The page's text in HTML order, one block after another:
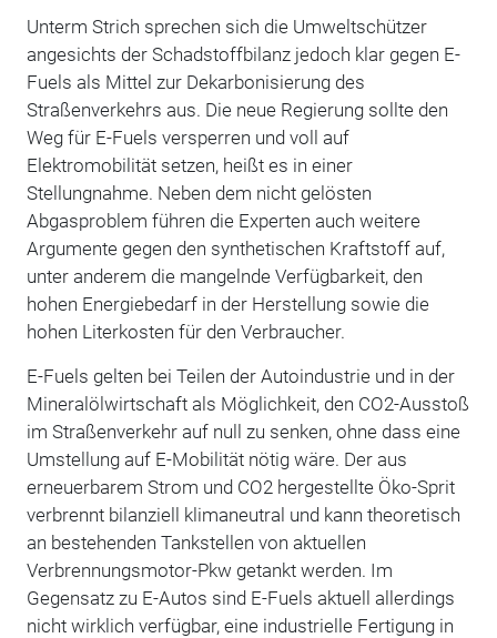
Unterm Strich sprechen sich die Umweltschützer
angesichts der Schadstoffbilanz jedoch klar gegen E-
Fuels als Mittel zur Dekarbonisierung des
Straßenverkehrs aus. Die neue Regierung sollte den
Weg für E-Fuels versperren und voll auf
Elektromobilität setzen, heißt es in einer
Stellungnahme. Neben dem nicht gelösten
Abgasproblem führen die Experten auch weitere
Argumente gegen den synthetischen Kraftstoff auf,
unter anderem die mangelnde Verfügbarkeit, den
hohen Energiebedarf in der Herstellung sowie die
hohen Literkosten für den Verbraucher.
E-Fuels gelten bei Teilen der Autoindustrie und in der
Mineralölwirtschaft als Möglichkeit, den CO2-Ausstoß
im Straßenverkehr auf null zu senken, ohne dass eine
Umstellung auf E-Mobilität nötig wäre. Der aus
erneuerbarem Strom und CO2 hergestellte Öko-Sprit
verbrennt bilanziell klimaneutral und kann theoretisch
an bestehenden Tankstellen von aktuellen
Verbrennungsmotor-Pkw getankt werden. Im
Gegensatz zu E-Autos sind E-Fuels aktuell allerdings
nicht wirklich verfügbar, eine industrielle Fertigung in